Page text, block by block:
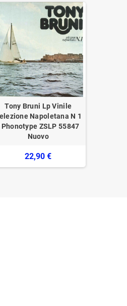
Tony Bruni Lp Vinile
Napoletana N 1
ZSLP 55847
Nuovo
22,90 €